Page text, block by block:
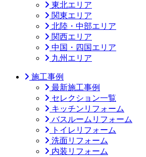
東北エリア
関東エリア
北陸・中部エリア
関西エリア
中国・四国エリア
九州エリア
施工事例
最新施工事例
セレクション一覧
キッチンリフォーム
バスルームリフォーム
トイレリフォーム
洗面リフォーム
内装リフォーム